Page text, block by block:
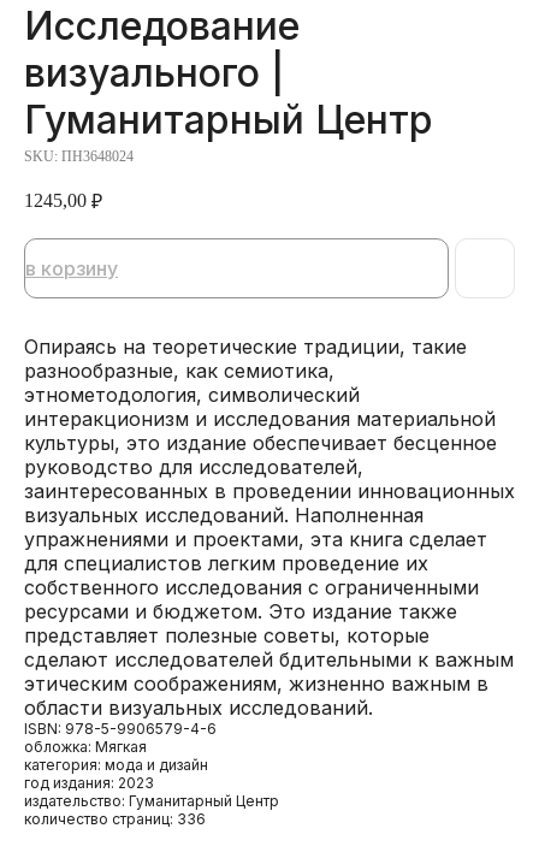
Исследование
визуального |
Гуманитарный Центр
SKU: ПН3648024
1245,00 ₽
в корзину
Опираясь на теоретические традиции, такие
разнообразные, как семиотика,
этнометодология, символический
интеракционизм и исследования материальной
культуры, это издание обеспечивает бесценное
руководство для исследователей,
заинтересованных в проведении инновационных
визуальных исследований. Наполненная
упражнениями и проектами, эта книга сделает
для специалистов легким проведение их
собственного исследования с ограниченными
ресурсами и бюджетом. Это издание также
представляет полезные советы, которые
сделают исследователей бдительными к важным
этическим соображениям, жизненно важным в
области визуальных исследований.
ISBN: 978-5-9906579-4-6
обложка: Мягкая
категория: мода и дизайн
год издания: 2023
издательство: Гуманитарный Центр
количество страниц: 336